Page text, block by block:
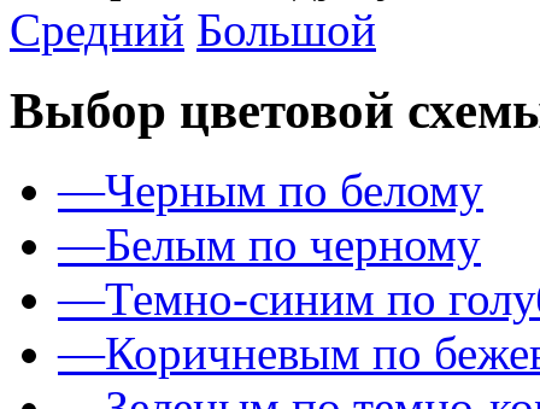
Средний Большой
Выбор цветовой
—Черным по белому
—Белым по черному
—Темно-синим по
—Коричневым по